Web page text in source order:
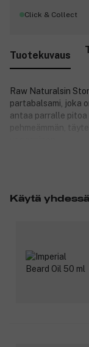
Click & Collect
Tuotekuvaus
Raw Naturalsin
partabalsami, joka
antaa parralle
pehmeämmän,
Käytä